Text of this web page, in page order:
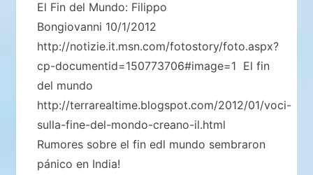
El Fin del Mundo: Filippo
Bongiovanni 10/1/2012
http://notizie.it.msn.com/fotostory/foto.aspx?
cp-documentid=150773706#image=1 El fin
del mundo
http://terrarealtime.blogspot.com/2012/01/voci-
sulla-fine-del-mondo-creano-il.html
Rumores sobre el fin edl mundo sembraron
pánico en India!